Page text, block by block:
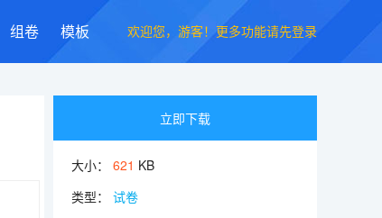
欢迎您，游客！更多功能请先登录
组卷 模板
立即下载
大小： 621 KB
类型：
试卷